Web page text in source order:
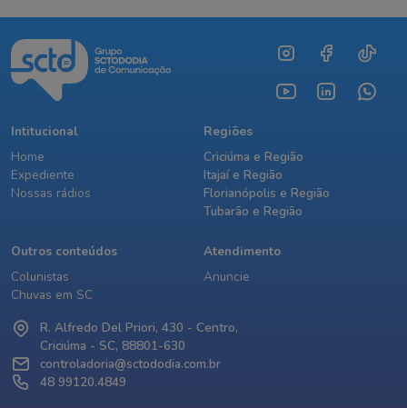
Intitucional
Home
Expediente
Nossas rádios
Regiões
Criciúma e Região
Itajaí e Região
Florianópolis e Região
Tubarão e Região
Outros conteúdos
Colunistas
Chuvas em SC
Atendimento
Anuncie
R. Alfredo Del Priori, 430 - Centro,
Criciúma - SC, 88801-630
controladoria@sctododia.com.br
48 99120.4849